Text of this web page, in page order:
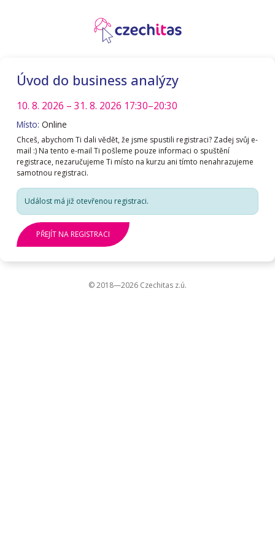
Úvod do business analýzy
10. 8. 2026 – 31. 8. 2026 17:30–20:30
Místo: Online
Chceš, abychom Ti dali vědět, že jsme spustili registraci? Zadej svůj e-
mail :) Na tento e-mail Ti pošleme pouze informaci o spuštění
registrace, nezaručujeme Ti místo na kurzu ani tímto nenahrazujeme
samotnou registraci.
Událost má již otevřenou registraci.
PŘEJÍT NA REGISTRACI
© 2018—2026 Czechitas z.ú.